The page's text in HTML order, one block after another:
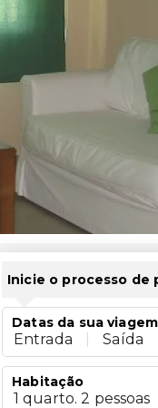
Inicie o processo de
Datas da sua viagem
Entrada Saída
Habitação
1 quarto. 2 pessoas